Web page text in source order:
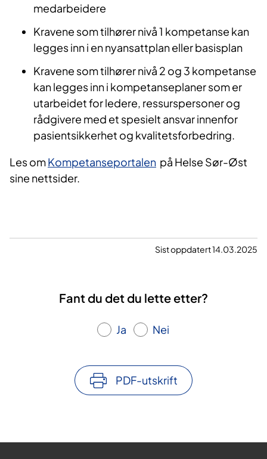
medarbeidere​
Kravene som tilhører nivå 1 kompetanse kan
legges inn i en nyansattplan eller basisplan​
Kravene som tilhører nivå 2 og 3 kompetanse
kan legges inn i kompetanseplaner som er
utarbeidet for ledere, ressurspersoner og
rådgivere med et spesielt ansvar innenfor
pasientsikkerhet og kvalitetsforbedring.
Les omKompetanseportalen på Helse Sør-Øst
sine nettsider.
Sist oppdatert 14.03.2025
Fant du det du lette etter?
Ja Nei
PDF-utskrift